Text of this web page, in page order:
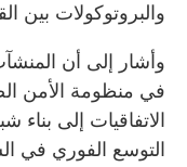
والبروتوكولات بين
وأشار إلى أن
في منظومة الأمن
الاتفاقيات إلى
التوسع الفوري في